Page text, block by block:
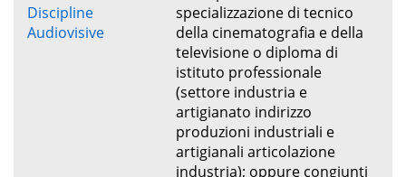
Discipline
Audiovisive
specializzazione di tecnico
della cinematografia e della
televisione o diploma di
istituto professionale
(settore industria e
artigianato indirizzo
produzioni industriali e
artigianali articolazione
industria); oppure congiunti